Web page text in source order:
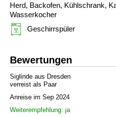
Herd, Backofen, Kühlschrank,
Wasserkocher
Geschirrspüler
Bewertungen
Siglinde aus Dresden
verreist als Paar
Anreise im Sep 2024
Weiterempfehlung: ja